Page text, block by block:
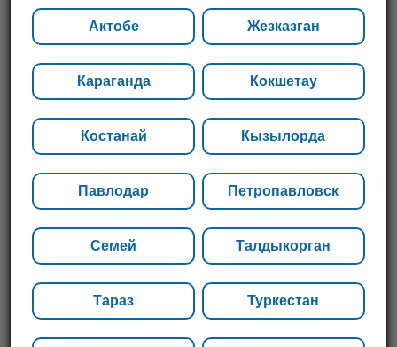
Компания реализует поковки в Республике
Казахстан, осуществляет доставку в необходимый
регион и гарантирует качество продукции. Для
заказа доступны товары со склада в Алматы и
других филиалах.
Актобе Жезказган
Караганда Кокшетау
Костанай Кызылорда
Павлодар Петропавловск
Семей Талдыкорган
Тараз Туркестан